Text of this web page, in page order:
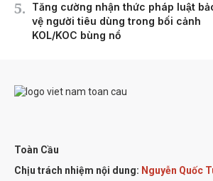
Tăng cường nhận thức pháp luật
vệ người tiêu dùng trong bối cảnh
KOL/KOC bùng nổ
Toàn Cầu
Chịu trách nhiệm nội dung: Nguyễn Quốc